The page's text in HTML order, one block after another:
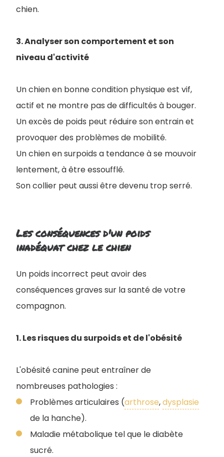
chien.
3. Analyser son comportement et son
niveau d'activité
Un chien en bonne condition physique est vif,
actif et ne montre pas de difficultés à bouger.
Un excès de poids peut réduire son entrain et
provoquer des problèmes de mobilité.
Un chien en surpoids a tendance à se mouvoir
lentement, à être essoufflé.
Son collier peut aussi être devenu trop serré.
Les conséquences d'un poids
inadéquat chez le chien
Un poids incorrect peut avoir des
conséquences graves sur la santé de votre
compagnon.
1. Les risques du surpoids et de l'obésité
L'obésité canine peut entraîner de
nombreuses pathologies :
Problèmes articulaires (arthrose,dysplasie
de la hanche).
Maladie métabolique tel que le diabète
sucré.